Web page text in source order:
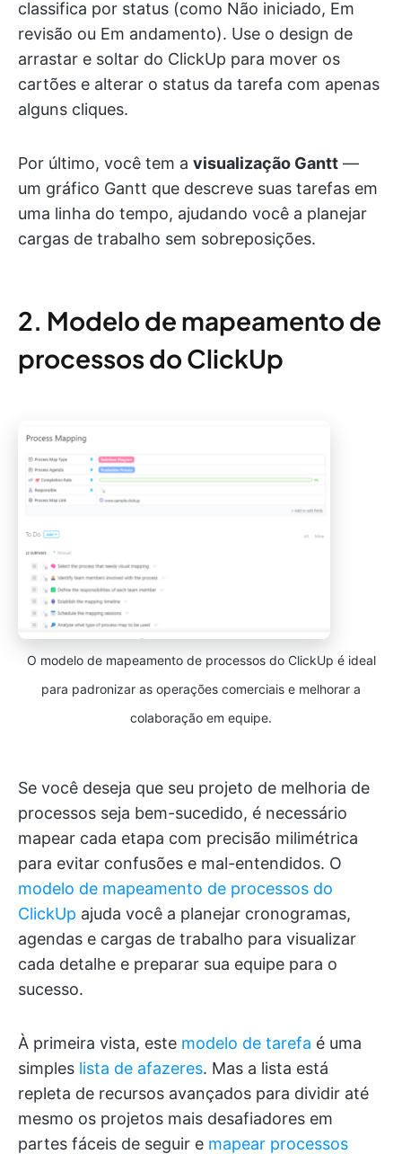
classifica por status (como Não iniciado, Em
revisão ou Em andamento). Use o design de
arrastar e soltar do ClickUp para mover os
cartões e alterar o status da tarefa com apenas
alguns cliques.
Por último, você tem a visualização Gantt —
um gráfico Gantt que descreve suas tarefas em
uma linha do tempo, ajudando você a planejar
cargas de trabalho sem sobreposições.
2. Modelo de mapeamento de
processos do ClickUp
O modelo de mapeamento de processos do ClickUp é ideal
para padronizar as operações comerciais e melhorar a
colaboração em equipe.
Se você deseja que seu projeto de melhoria de
processos seja bem-sucedido, é necessário
mapear cada etapa com precisão milimétrica
para evitar confusões e mal-entendidos. O
modelo de mapeamento de processos do
ClickUp ajuda você a planejar cronogramas,
agendas e cargas de trabalho para visualizar
cada detalhe e preparar sua equipe para o
sucesso.
À primeira vista, este modelo de tarefa é uma
simples lista de afazeres. Mas a lista está
repleta de recursos avançados para dividir até
mesmo os projetos mais desafiadores em
partes fáceis de seguir e mapear processos